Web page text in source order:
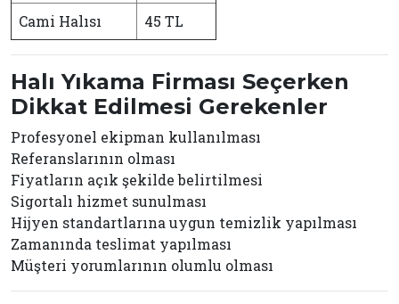
Cami Halısı
45 TL
Halı Yıkama Firması Seçerken
Dikkat Edilmesi Gerekenler
Profesyonel ekipman kullanılması
Referanslarının olması
Fiyatların açık şekilde belirtilmesi
Sigortalı hizmet sunulması
Hijyen standartlarına uygun temizlik yapılması
Zamanında teslimat yapılması
Müşteri yorumlarının olumlu olması